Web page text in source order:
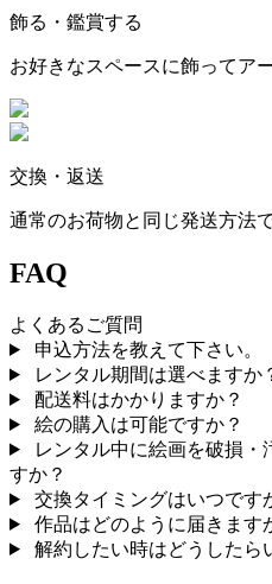
飾る・鑑賞する
お好きなスペースに飾ってア
交換・返送
通常のお荷物と同じ発送方法
FAQ
よくあるご質問
申込方法を教えて下さい。
レンタル期間は選べますか
配送料はかかりますか？
絵の購入は可能ですか？
レンタル中に絵画を破損
すか？
交換タイミングはいつです
作品はどのように届きます
解約したい時はどうしたら